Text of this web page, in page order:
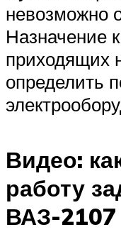
невозможно
Назначение
приходящих
определить
Видео:
работу
ВАЗ-2107